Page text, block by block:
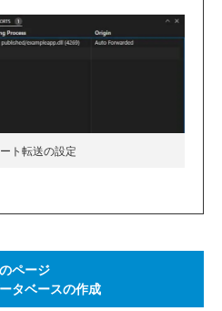
ト転送の設定
ページ
タベースの作成